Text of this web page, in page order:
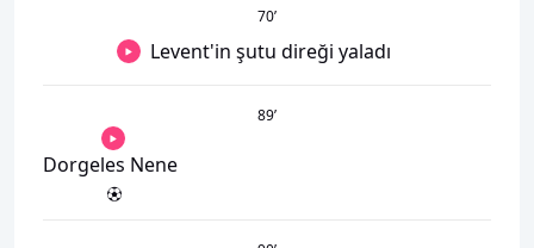
70’
Levent'in şutu direği yaladı
89’
Dorgeles Nene